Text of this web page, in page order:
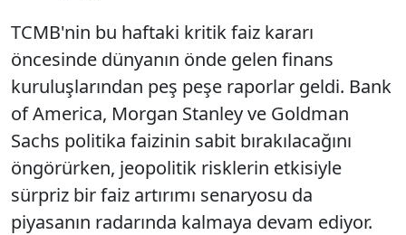
TCMB'nin bu haftaki kritik faiz kararı
öncesinde dünyanın önde gelen finans
kuruluşlarından peş peşe raporlar geldi. Bank
of America, Morgan Stanley ve Goldman
Sachs politika faizinin sabit bırakılacağını
öngörürken, jeopolitik risklerin etkisiyle
sürpriz bir faiz artırımı senaryosu da
piyasanın radarında kalmaya devam ediyor.